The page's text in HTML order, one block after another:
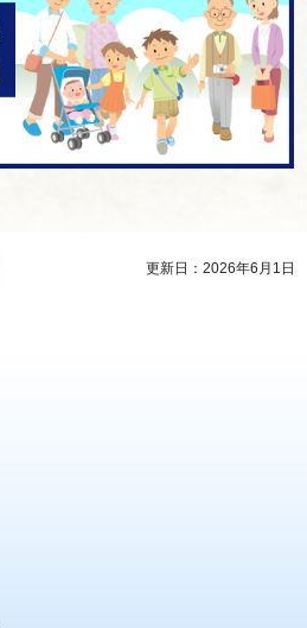
更新日：2026年6月1日